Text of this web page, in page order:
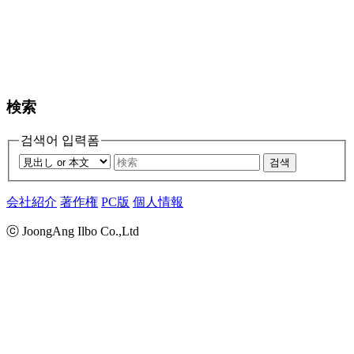
検索
검색어 입력폼
검색
会社紹介 著作権 PC版 個人情報
ⓒ JoongAng Ilbo Co.,Ltd